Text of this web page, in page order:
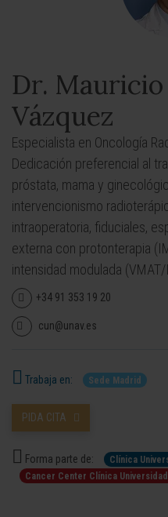
Dr.
Vázquez
Especialista en Oncología
Dedicación preferencial al
próstata, mama y
intervencionismo
intraoperatoria, fiduciales,
externa con protonterapia
intensidad modulada (VMAT/
+34 91 353 19 20
cun@unav.es
Trabaja en: Sede Madrid
PIDA CITA
Forma parte de:
Clínica
Cancer Center Clínica